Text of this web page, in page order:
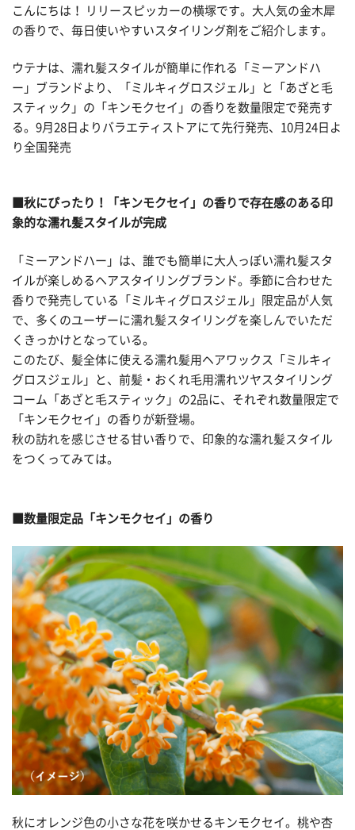
こんにちは！ リリースピッカーの横塚です。大人気の金木犀
の香りで、毎日使いやすいスタイリング剤をご紹介します。
ウテナは、濡れ髪スタイルが簡単に作れる「ミーアンドハ
ー」ブランドより、「ミルキィグロスジェル」と「あざと毛
スティック」の「キンモクセイ」の香りを数量限定で発売す
る。9月28日よりバラエティストアにて先行発売、10月24日よ
り全国発売
■秋にぴったり！「キンモクセイ」の香りで存在感のある印
象的な濡れ髪スタイルが完成
「ミーアンドハー」は、誰でも簡単に大人っぽい濡れ髪スタ
イルが楽しめるヘアスタイリングブランド。季節に合わせた
香りで発売している「ミルキィグロスジェル」限定品が人気
で、多くのユーザーに濡れ髪スタイリングを楽しんでいただ
くきっかけとなっている。
このたび、髪全体に使える濡れ髪用ヘアワックス「ミルキィ
グロスジェル」と、前髪・おくれ毛用濡れツヤスタイリング
コーム「あざと毛スティック」の2品に、それぞれ数量限定で
「キンモクセイ」の香りが新登場。
秋の訪れを感じさせる甘い香りで、印象的な濡れ髪スタイル
をつくってみては。
■数量限定品「キンモクセイ」の香り
秋にオレンジ色の小さな花を咲かせるキンモクセイ。桃や杏